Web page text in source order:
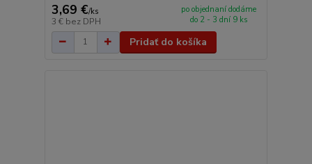
3,69 €/ks
3 € bez DPH
po objednaní dodáme
do 2 - 3 dní 9 ks
Pridať do košíka